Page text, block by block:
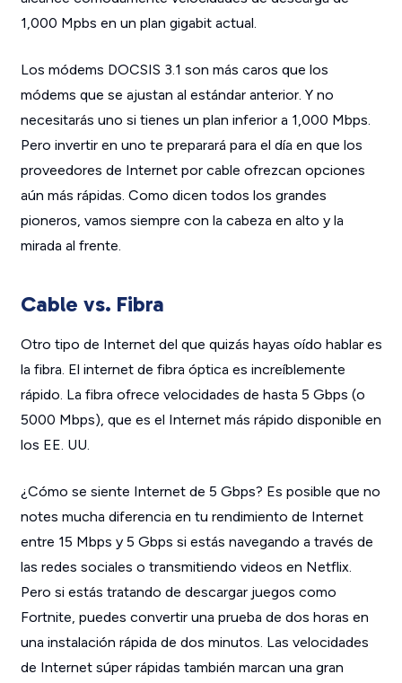
1,000 Mpbs en un plan gigabit actual.
Los módems DOCSIS 3.1 son más caros que los
módems que se ajustan al estándar anterior. Y no
necesitarás uno si tienes un plan inferior a 1,000 Mbps.
Pero invertir en uno te preparará para el día en que los
proveedores de Internet por cable ofrezcan opciones
aún más rápidas. Como dicen todos los grandes
pioneros, vamos siempre con la cabeza en alto y la
mirada al frente.
Cable vs. Fibra
Otro tipo de Internet del que quizás hayas oído hablar es
la fibra. El internet de fibra óptica es increíblemente
rápido. La fibra ofrece velocidades de hasta 5 Gbps (o
5000 Mbps), que es el Internet más rápido disponible en
los EE. UU.
¿Cómo se siente Internet de 5 Gbps? Es posible que no
notes mucha diferencia en tu rendimiento de Internet
entre 15 Mbps y 5 Gbps si estás navegando a través de
las redes sociales o transmitiendo videos en Netflix.
Pero si estás tratando de descargar juegos como
Fortnite, puedes convertir una prueba de dos horas en
una instalación rápida de dos minutos. Las velocidades
de Internet súper rápidas también marcan una gran